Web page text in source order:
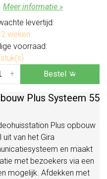
Meer informatie »
levertijd:
weken
voorraad:
+ Bestel
Plus Systeem 55
Plus opbouw
van het Gira
en maakt
met bezoekers via een
mogelijk. Afdekken met